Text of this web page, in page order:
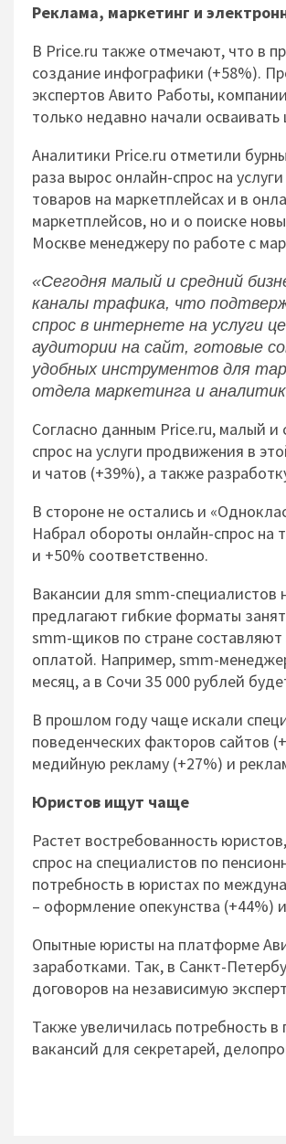
Реклама, маркетинг и
В Price.ru также отмечают, что в
создание инфографики (+58%).
экспертов Авито Работы,
только недавно начали
Аналитики Price.ru отметили
раза вырос онлайн-спрос на
товаров на маркетплейсах и в
маркетплейсов, но и о поиске
Москве менеджеру по работе с
«Сегодня малый и средний
каналы трафика, что
спрос в интернете на услуги
аудитории на сайт, готовые
удобных инструментов для
отдела маркетинга и
Согласно данным Price.ru, малый и
спрос на услуги продвижения в
и чатов (+39%), а также
В стороне не остались и
Набрал обороты онлайн-спрос на
и +50% соответственно.
Вакансии для smm-
предлагают гибкие форматы
smm-щиков по стране
оплатой. Например, smm-
месяц, а в Сочи 35 000 рублей
В прошлом году чаще искали
поведенческих факторов сайтов
медийную рекламу (+27%) и
Юристов ищут чаще
Растет востребованность
спрос на специалистов по
потребность в юристах по
– оформление опекунства (+44%)
Опытные юристы на платформе
заработками. Так, в Санкт-
договоров на независимую
Также увеличилась
вакансий для секретарей,